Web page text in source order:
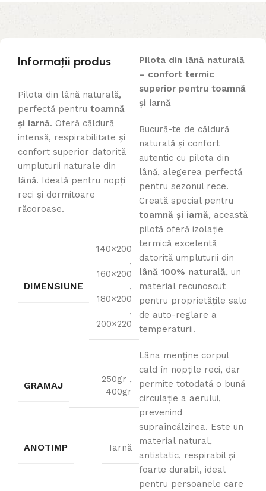
Informații produs
Pilota din lână naturală,
perfectă pentru toamnă
și iarnă. Oferă căldură
intensă, respirabilitate și
confort superior datorită
umpluturii naturale din
lână. Ideală pentru nopți
reci și dormitoare
răcoroase.
DIMENSIUNE
140×200
,
160×200
,
180×200
,
200×220
GRAMAJ
250gr ,
400gr
ANOTIMP Iarnă
Pilota din lână naturală
– confort termic
superior pentru toamnă
și iarnă
Bucură-te de căldură
naturală și confort
autentic cu pilota din
lână, alegerea perfectă
pentru sezonul rece.
Creată special pentru
toamnă și iarnă, această
pilotă oferă izolație
termică excelentă
datorită umpluturii din
lână 100% naturală, un
material recunoscut
pentru proprietățile sale
de auto-reglare a
temperaturii.
Lâna menține corpul
cald în nopțile reci, dar
permite totodată o bună
circulație a aerului,
prevenind
supraîncălzirea. Este un
material natural,
antistatic, respirabil și
foarte durabil, ideal
pentru persoanele care